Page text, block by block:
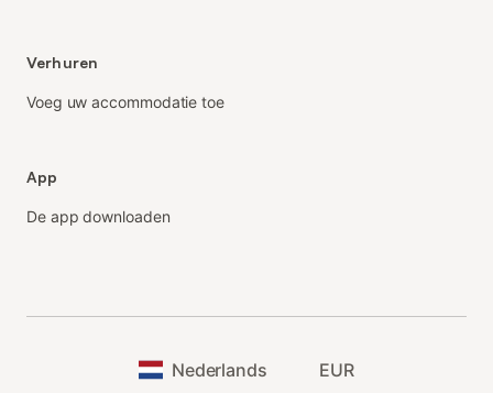
Verhuren
Voeg uw accommodatie toe
App
De app downloaden
Nederlands EUR